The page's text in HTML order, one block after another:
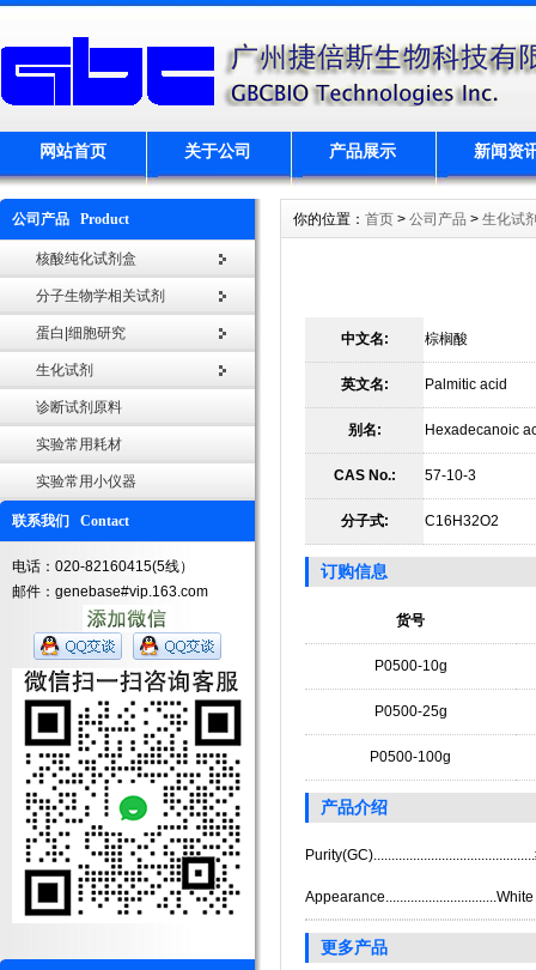
网站首页 关于公司 产品展示 新闻资
公司产品 Product
核酸纯化试剂盒
分子生物学相关试剂
蛋白|细胞研究
生化试剂
诊断试剂原料
实验常用耗材
实验常用小仪器
联系我们 Contact
电话：020-82160415(5线）
邮件：genebase#vip.163.com
你的位置： 首页 > 公司产品 > 生化试
中文名: 棕榈酸
英文名: Palmitic acid
别名: Hexadecanoic
CAS No.: 57-10-3
分子式: C16H32O2
订购信息
货号
P0500-10g
P0500-25g
P0500-100g
产品介绍
更多产品